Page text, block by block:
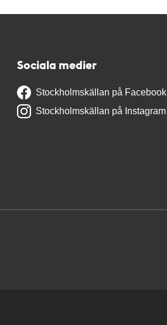
Sociala medier
Stockholmskällan på Facebook
Stockholmskällan på Instagram